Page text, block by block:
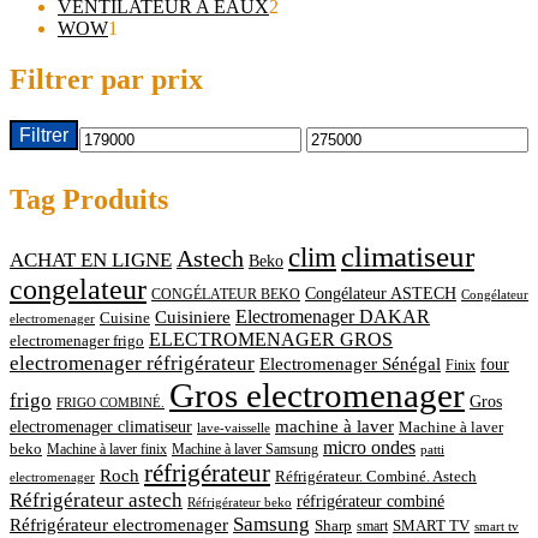
produits
VENTILATEUR A EAUX2
WOW1
Filtrer par prix
Prix Prix
Filtrer
Tag Produits
ACHAT EN LIGNE Astech Beko clim climatiseur
congelateur CONGÉLATEUR BEKO Congélateur ASTECH Congélateur
electromenager Cuisine Cuisiniere Electromenager DAKAR
electromenager frigo ELECTROMENAGER GROS
electromenager réfrigérateur Electromenager Sénégal Finix four
frigo FRIGO COMBINÉ. Gros electromenager Gros
electromenager climatiseur lave-vaisselle machine à laver Machine à laver
beko Machine à laver finix Machine à laver Samsung micro ondes patti
electromenager Roch réfrigérateur Réfrigérateur. Combiné. Astech
Réfrigérateur astech Réfrigérateur beko réfrigérateur combiné
Réfrigérateur electromenager Samsung Sharp smart SMART TV smart tv